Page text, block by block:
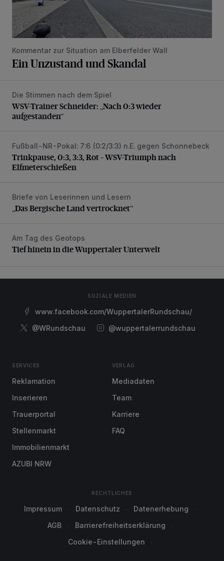
Kommentar zur Situation am Elberfelder Wall
Ein Unzustand und Skandal
WSV-Trainer Schneider: „Nach 0:3 wieder aufgestanden“
Die Stimmen nach dem Spiel
WSV-Trainer Schneider: „Nach 0:3 wieder
aufgestanden“
Trinkpause, 0:3, 3:3, Rot – WSV-Triumph nach
Fußball-NR-Pokal: 7:6 (0:2/3:3) n.E. gegen Schonnebeck
Trinkpause, 0:3, 3:3, Rot – WSV-Triumph nach
Elfmeterschießen
„Das Bergische Land vertrocknet“
Briefe von Leserinnen und Lesern
„Das Bergische Land vertrocknet“
Tief hinein in die Wuppertaler Unterwelt
Am Tag des Geotops
Tief hinein in die Wuppertaler Unterwelt
SOZIALE MEDIEN
www.facebook.com/WuppertalerRundschau/
@WRundschau
@wuppertalerrundschau
SERVICES
Reklamation
Inserieren
Trauerportal
Stellenmarkt
Immobilienmarkt
AZUBI NRW
VERLAG
Mediadaten
Team
Karriere
FAQ
RECHTLICHES
Impressum Datenschutz
Datenerhebung
AGB
Barrierefreiheitserklärung
Cookie-Einstellungen